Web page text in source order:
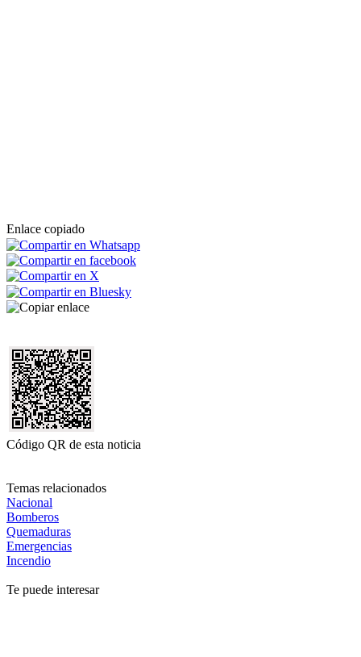
Enlace copiado
Código QR de esta noticia
Temas relacionados
Nacional
Bomberos
Quemaduras
Emergencias
Incendio
Te puede interesar